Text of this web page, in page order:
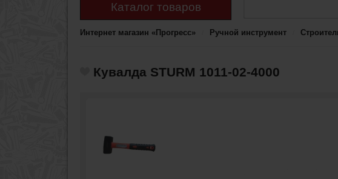
Каталог товаров
Интернет магазин «Прогресс» Ручной инструмент
Кувалда STURM 1011-02-4000